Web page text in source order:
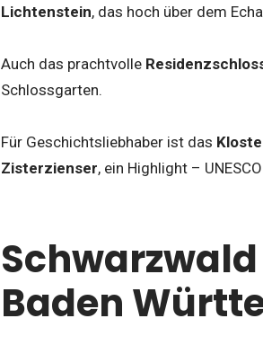
Lichtenstein, das hoch über dem
Auch das prachtvolle
Schlossgarten.
Für Geschichtsliebhaber ist das
Zisterzienser, ein Highlight –
Baden